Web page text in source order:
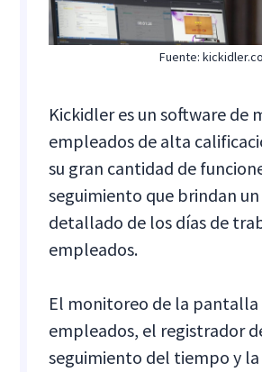
Fuente:
Kickidler es un software de
empleados de alta
su gran cantidad de
seguimiento que brindan
detallado de los días de
empleados.
El monitoreo de la pantalla
empleados, el registrador
seguimiento del tiempo y